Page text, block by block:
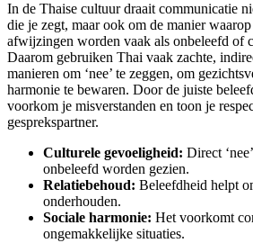
In de Thaise cultuur draait communicatie
die je zegt, maar ook om de manier
afwijzingen worden vaak als onbeleefd of
Daarom gebruiken Thai vaak zachte,
manieren om ‘nee’ te zeggen, om
harmonie te bewaren. Door de juiste
voorkom je misverstanden en toon je
gesprekspartner.
Culturele gevoeligheid: Direct
onbeleefd worden gezien.
Relatiebehoud: Beleefdheid helpt
onderhouden.
Sociale harmonie: Het voorkomt
ongemakkelijke situaties.